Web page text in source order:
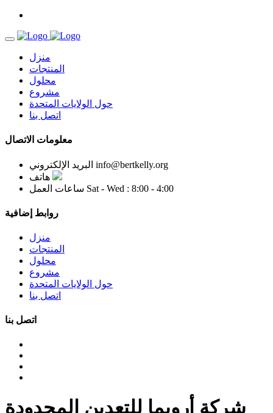
منزل
المنتجات
محلول
مشروع
حول الولايات المتحدة
اتصل بنا
معلومات الاتصال
البريد الإلكتروني info@bertkelly.org
هاتف
ساعات العمل Sat - Wed : 8:00 - 4:00
روابط إضافية
منزل
المنتجات
محلول
مشروع
حول الولايات المتحدة
اتصل بنا
اتصل بنا
شركة أرويما للتعدين المحدودة